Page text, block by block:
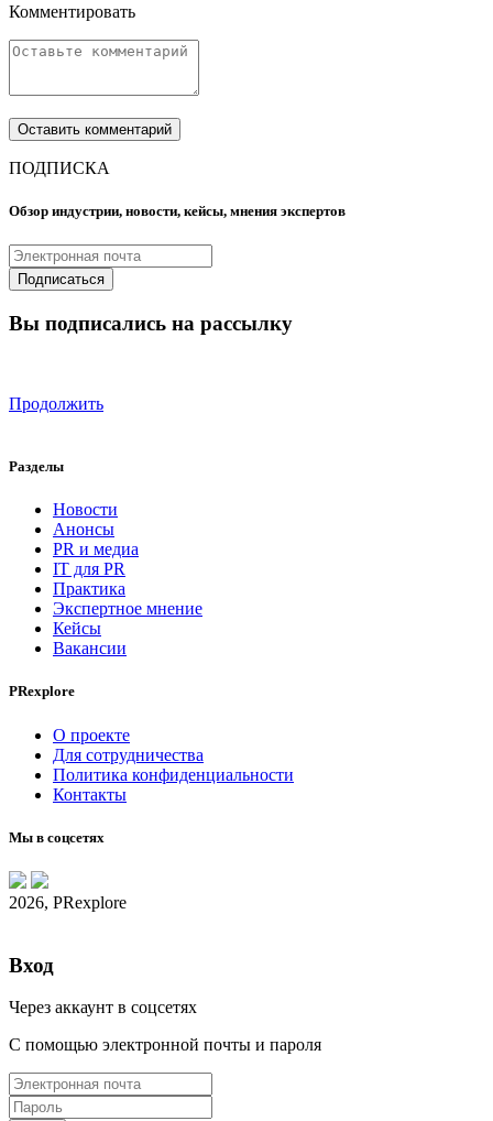
Комментировать
ПОДПИСКА
Обзор индустрии, новости, кейсы, мнения экспертов
Вы подписались на рассылку
Продолжить
Разделы
Новости
Анонсы
PR и медиа
IT для PR
Практика
Экспертное мнение
Кейсы
Вакансии
PRexplore
О проекте
Для сотрудничества
Политика конфиденциальности
Контакты
Мы в соцсетях
2026, PRexplore
Вход
Через аккаунт в соцсетях
С помощью электронной почты и пароля